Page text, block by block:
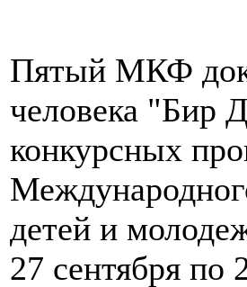
Пятый МКФ
человека "Бир
конкурсных
детей и
27 сентября по